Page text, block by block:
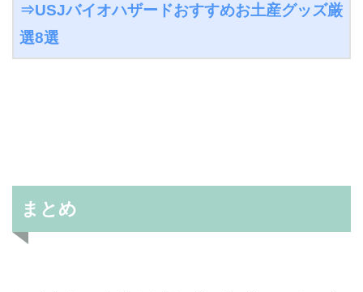
⇒USJバイオハザードおすすめお土産グッズ厳
選8選
まとめ